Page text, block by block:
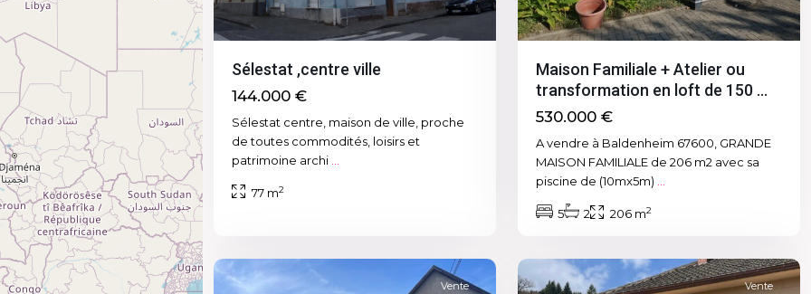
Sélestat ,centre ville
144.000 €
Sélestat centre, maison de ville, proche
de toutes commodités, loisirs et
patrimoine archi
77 m2
Maison Familiale + Atelier ou
transformation en loft de 150 ...
530.000 €
A vendre à Baldenheim 67600, GRANDE
MAISON FAMILIALE de 206 m2 avec sa
piscine de (10mx5m)
5 2 206 m2
4
Vente Vente